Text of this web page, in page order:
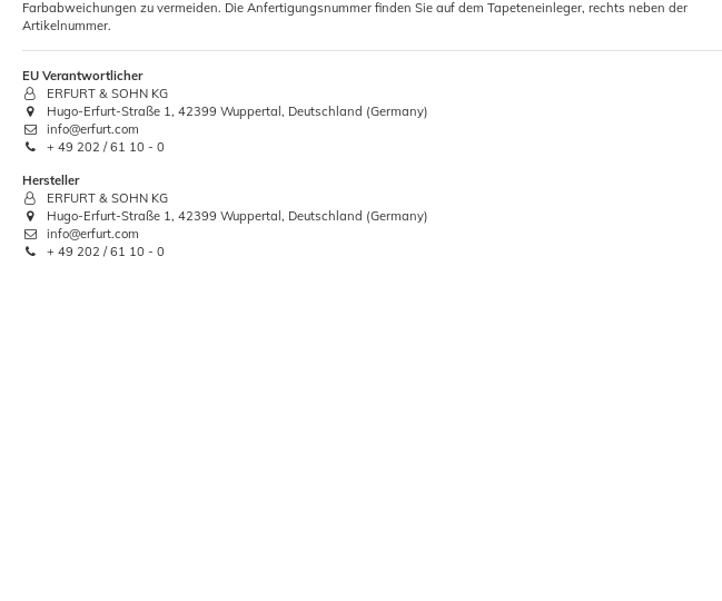
Farbabweichungen zu vermeiden. Die Anfertigungsnummer finden Sie auf dem Tapeteneinleger, rechts neben der
Artikelnummer.
EU Verantwortlicher
ERFURT & SOHN KG
Hugo-Erfurt-Straße 1, 42399 Wuppertal, Deutschland (Germany)
info@erfurt.com
+ 49 202 / 61 10 - 0
Hersteller
ERFURT & SOHN KG
Hugo-Erfurt-Straße 1, 42399 Wuppertal, Deutschland (Germany)
info@erfurt.com
+ 49 202 / 61 10 - 0
-6%